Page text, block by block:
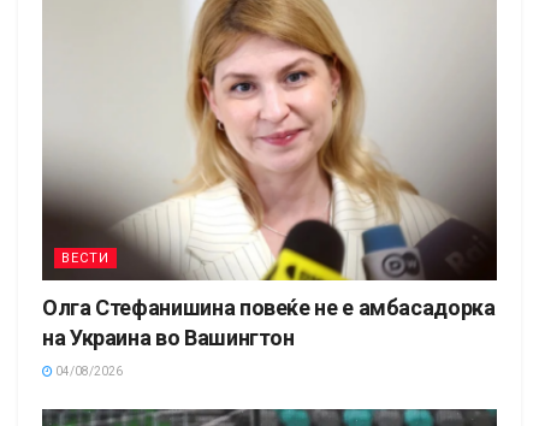
ВЕСТИ
Олга Стефанишина повеќе не е амбасадорка
на Украина во Вашингтон
04/08/2026